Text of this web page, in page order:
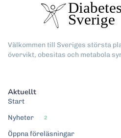
Välkommen till Sveriges största
övervikt, obesitas och metabola
Aktuellt
Start
Nyheter
2
Öppna föreläsningar